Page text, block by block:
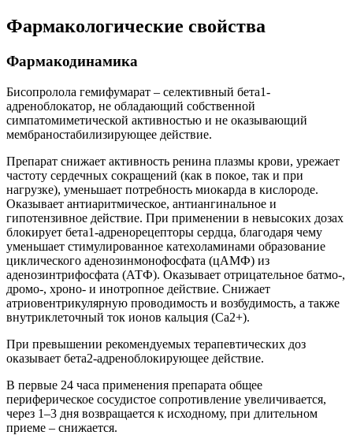
Фармакологические свойства
Фармакодинамика
Бисопролола гемифумарат – селективный бета1-
адреноблокатор, не обладающий собственной
симпатомиметической активностью и не оказывающий
мембраностабилизирующее действие.
Препарат снижает активность ренина плазмы крови, урежает
частоту сердечных сокращений (как в покое, так и при
нагрузке), уменьшает потребность миокарда в кислороде.
Оказывает антиаритмическое, антиангинальное и
гипотензивное действие. При применении в невысоких дозах
блокирует бета1-адренорецепторы сердца, благодаря чему
уменьшает стимулированное катехоламинами образование
циклического аденозинмонофосфата (цАМФ) из
аденозинтрифосфата (АТФ). Оказывает отрицательное батмо-,
дромо-, хроно- и инотропное действие. Снижает
атриовентрикулярную проводимость и возбудимость, а также
внутриклеточный ток ионов кальция (Са2+).
При превышении рекомендуемых терапевтических доз
оказывает бета2-адреноблокирующее действие.
В первые 24 часа применения препарата общее
периферическое сосудистое сопротивление увеличивается,
через 1–3 дня возвращается к исходному, при длительном
приеме – снижается.